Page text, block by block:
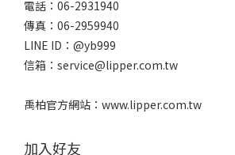
電話：06-2931940
傳真：06-2959940
LINE ID：@yb999
信箱：service@lipper.com.tw
禹柏官方網站：www.lipper.com.tw
加入好友